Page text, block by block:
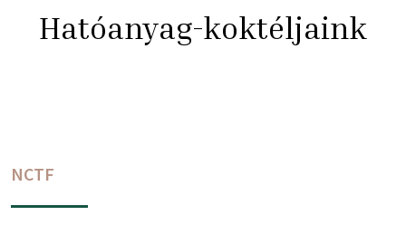
Hatóanyag-koktéljaink
NCTF